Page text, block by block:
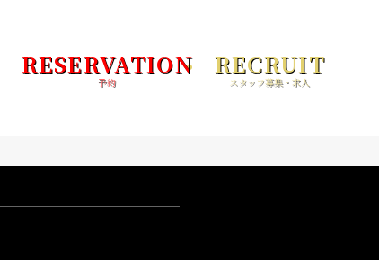
RESERVATION
予約
RECRUIT
スタッフ募集・求人